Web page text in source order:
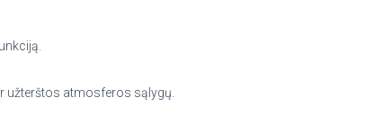
užterštos atmosferos sąlygų.